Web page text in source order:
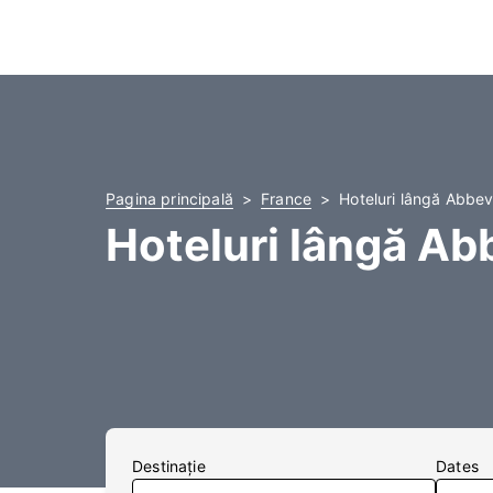
Pagina principală France Hoteluri lângă
Hoteluri lângă
Destinaţie Dates